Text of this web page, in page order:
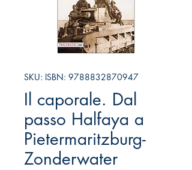
SKU: ISBN: 9788832870947
Il caporale. Dal
passo Halfaya a
Pietermaritzburg-
Zonderwater